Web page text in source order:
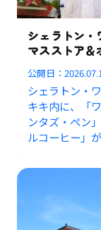
シェラトン・
マスストア＆
公開日：
シェラトン・
キキ内に、「
ンタズ・ペン
ルコーヒー」